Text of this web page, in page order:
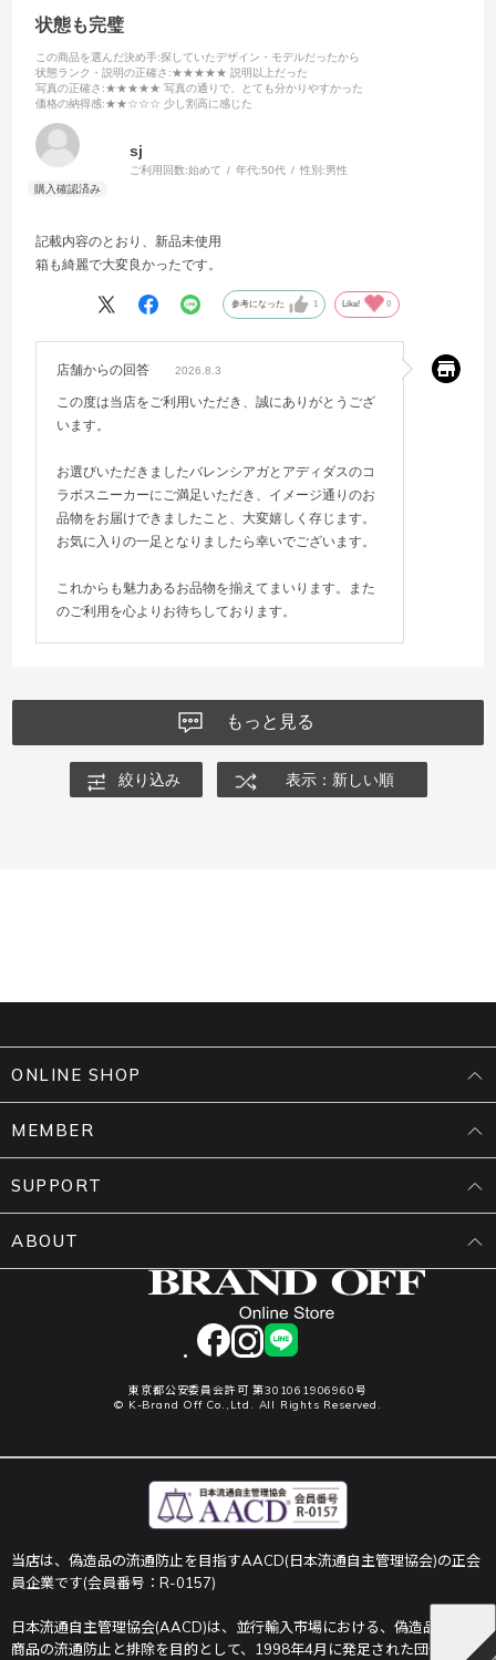
状態も完璧
この商品を選んだ決め手:探していたデザイン・モデルだったから
状態ランク・説明の正確さ :★★★★★ 説明以上だった
写真の正確さ :★★★★★ 写真の通りで、とても分かりやすかった
価格の納得感:★★☆☆☆ 少し割高に感じた
sj
ご利用回数:始めて 年代:50代 性別:男性
記載内容のとおり、新品未使用
箱も綺麗で大変良かったです。
参考になった 1 Like! 0
店舗からの回答 2026.8.3
この度は当店をご利用いただき、誠にありがとうござ
います。
お選びいただきましたバレンシアガとアディダスのコ
ラボスニーカーにご満足いただき、イメージ通りのお
品物をお届けできましたこと、大変嬉しく存じます。
お気に入りの一足となりましたら幸いでございます。
これからも魅力あるお品物を揃えてまいります。また
のご利用を心よりお待ちしております。
もっと見る
絞り込み 表示：新しい順
facebookinstagram
LINE
東京都公安委員会許可 第301061906960号
© K-Brand Off Co.,Ltd. All Rights Reserved.
ONLINE SHOP
MEMBER
SUPPORT
ABOUT
当店は、偽造品の流通防止を目指すAACD(日本流通自主管理協会)の正会
員企業です(会員番号：R-0157)
日本流通自主管理協会(AACD)は、並行輸入市場における、偽造品や不正
商品の流通防止と排除を目的として、1998年4月に発足された団体です。